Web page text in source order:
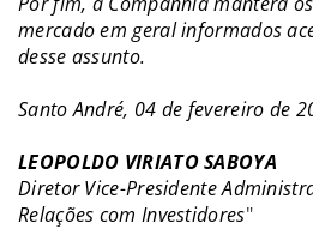
mercado em geral informados
desse assunto.
Santo André, 04 de fevereiro de
LEOPOLDO VIRIATO SABOYA
Diretor Vice-Presidente
Relações com Investidores"